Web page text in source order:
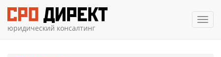
юридический консалтинг